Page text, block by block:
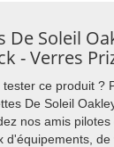
De Soleil
- Verres
ce produit ?
De Soleil
nos amis
d'équipements,